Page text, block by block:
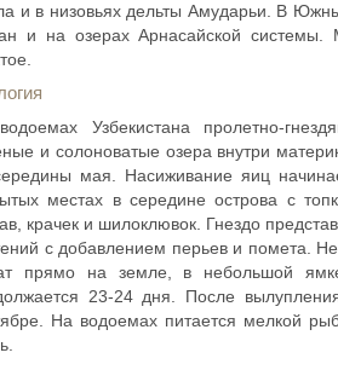
и в низовьях дельты Амударьи. В
и на озерах Арнасайской системы.
Узбекистана пролетно-
и солоноватые озера внутри
мая. Насиживание яиц
местах в середине острова с
крачек и шилоклювок. Гнездо
с добавлением перьев и помета.
прямо на земле, в небольшой
23-24 дня. После
На водоемах питается мелкой